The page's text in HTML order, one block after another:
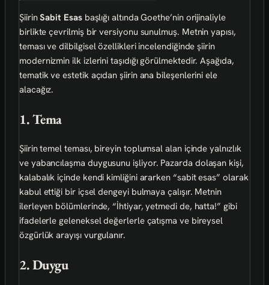
ŞiirinSabit Esasbaşlığı altında Goethe’nin orijinaliyle
birlikte çevrilmiş bir versiyonu sunulmuş. Metnin yapısı,
teması ve dilbilgisel özellikleri incelendiğinde şiirin
modernizmin ilk izlerini taşıdığı görülmektedir. Aşağıda,
tematik ve estetik açıdan şiirin ana bileşenlerini ele
alacağız.
1. Tema
Şiirin temel teması, bireyin toplumsal alan içinde yalnızlık
ve yabancılaşma duygusunu işliyor. Pazarda dolaşan kişi,
kalabalık içinde kendi kimliğini ararken “sabit esas” olarak
kabul ettiği bir içsel dengeyi bulmaya çalışır. Metnin
ilerleyen bölümlerinde, “İhtiyar, yetmedi de, hatta!” gibi
ifadelerle geleneksel değerlerle çatışma ve bireysel
özgürlük arayışı vurgulanır.
2. Duygu